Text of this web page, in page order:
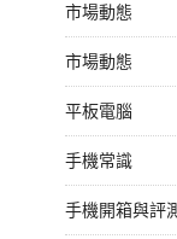
市場動態
市場動態
平板電腦
手機常識
手機開箱與評